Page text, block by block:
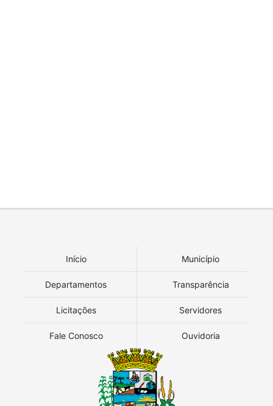
Início Município
Departamentos Transparência
Licitações Servidores
Fale Conosco Ouvidoria